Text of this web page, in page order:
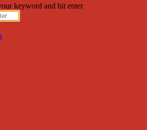
keyword and hit enter